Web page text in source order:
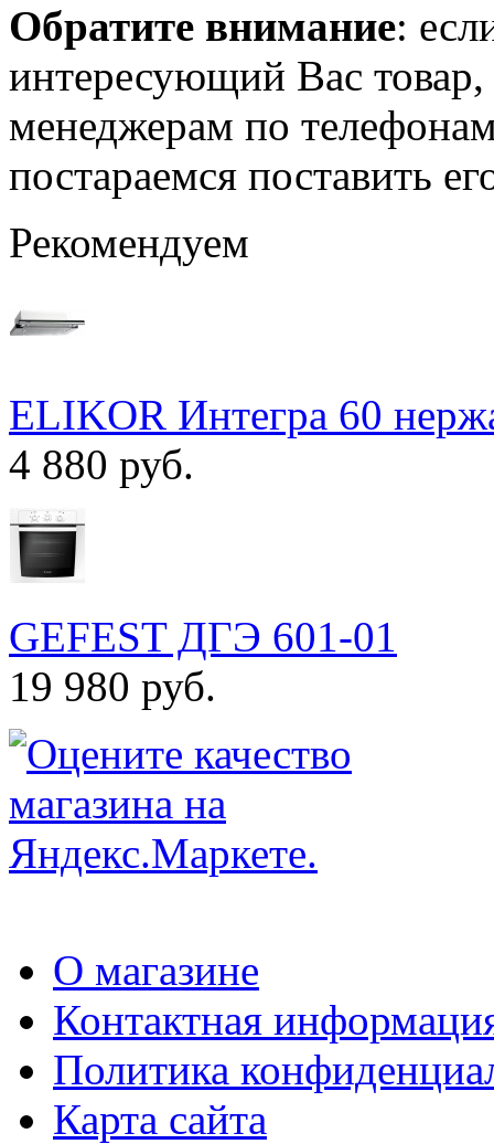
Обратите внимание:
интересующий Вас
менеджерам по
постараемся поставить
Рекомендуем
ELIKOR Интегра 60
4 880 руб.
GEFEST ДГЭ 601-01
19 980 руб.
О магазине
Контактная
Политика
Карта сайта